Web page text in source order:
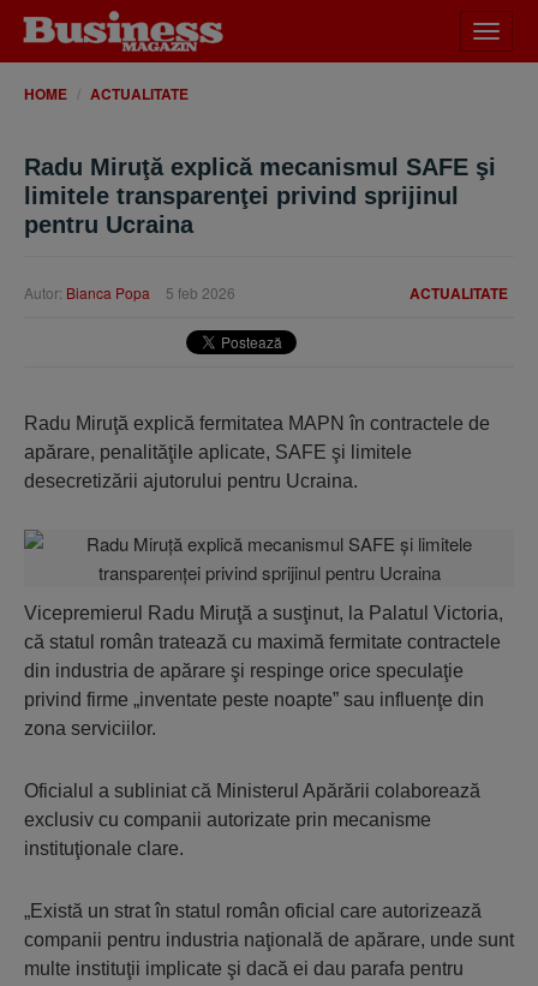
meniu
HOME ACTUALITATE
Radu Miruţă explică mecanismul SAFE şi
limitele transparenţei privind sprijinul
pentru Ucraina
ACTUALITATE
Autor: Bianca Popa 5 feb 2026
Radu Miruţă explică fermitatea MAPN în contractele de
apărare, penalităţile aplicate, SAFE şi limitele
desecretizării ajutorului pentru Ucraina.
Vicepremierul Radu Miruţă a susţinut, la Palatul Victoria,
că statul român tratează cu maximă fermitate contractele
din industria de apărare şi respinge orice speculaţie
privind firme „inventate peste noapte” sau influenţe din
zona serviciilor.
Oficialul a subliniat că Ministerul Apărării colaborează
exclusiv cu companii autorizate prin mecanisme
instituţionale clare.
„Există un strat în statul român oficial care autorizează
companii pentru industria naţională de apărare, unde sunt
multe instituţii implicate şi dacă ei dau parafa pentru